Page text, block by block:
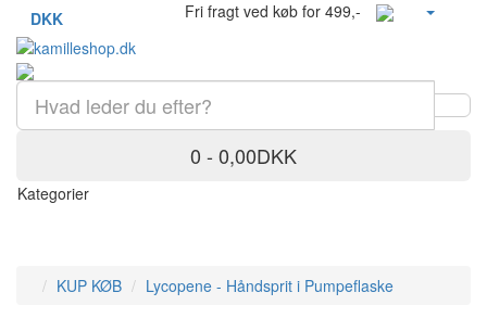
DKK Fri fragt ved køb for 499,-
0 - 0,00DKK
Kategorier
KUP KØB Lycopene - Håndsprit i Pumpeflaske